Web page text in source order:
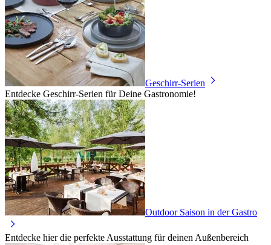
Geschirr-Serien
Entdecke Geschirr-Serien für Deine Gastronomie!
Outdoor Saison in der Gastro
Entdecke hier die perfekte Ausstattung für deinen Außenbereich